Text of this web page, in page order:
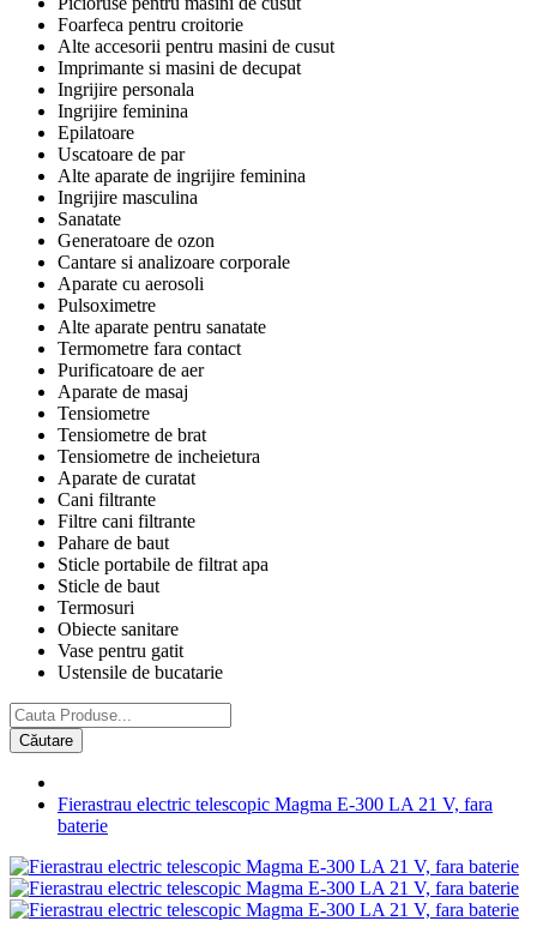
Foarfeca pentru croitorie
Alte accesorii pentru masini de cusut
Imprimante si masini de decupat
Ingrijire personala
Ingrijire feminina
Epilatoare
Uscatoare de par
Alte aparate de ingrijire feminina
Ingrijire masculina
Sanatate
Generatoare de ozon
Cantare si analizoare corporale
Aparate cu aerosoli
Pulsoximetre
Alte aparate pentru sanatate
Termometre fara contact
Purificatoare de aer
Aparate de masaj
Tensiometre
Tensiometre de brat
Tensiometre de incheietura
Aparate de curatat
Cani filtrante
Filtre cani filtrante
Pahare de baut
Sticle portabile de filtrat apa
Sticle de baut
Termosuri
Obiecte sanitare
Vase pentru gatit
Ustensile de bucatarie
Căutare
Fierastrau electric telescopic Magma E-300 LA 21 V, fara
baterie